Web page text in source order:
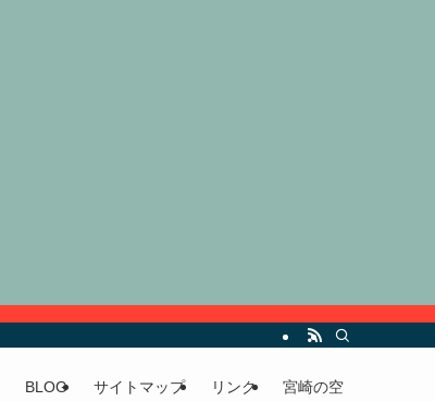
BLOG サイトマップ リンク 宮崎の空